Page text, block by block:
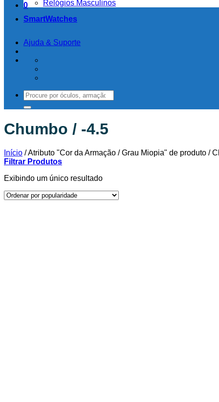
0
Relógios Masculinos
SmartWatches
Ajuda & Suporte
Chumbo / -4.5
Início /Atributo "Cor da Armação / Grau Miopia" de produto /
Filtrar Produtos
Exibindo um único resultado